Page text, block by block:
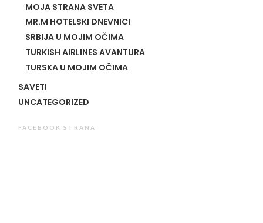
MOJA STRANA SVETA
MR.M HOTELSKI DNEVNICI
SRBIJA U MOJIM OČIMA
TURKISH AIRLINES AVANTURA
TURSKA U MOJIM OČIMA
SAVETI
UNCATEGORIZED
FACEBOOK STRANA